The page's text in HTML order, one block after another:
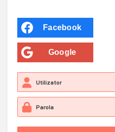
Facebook
Google